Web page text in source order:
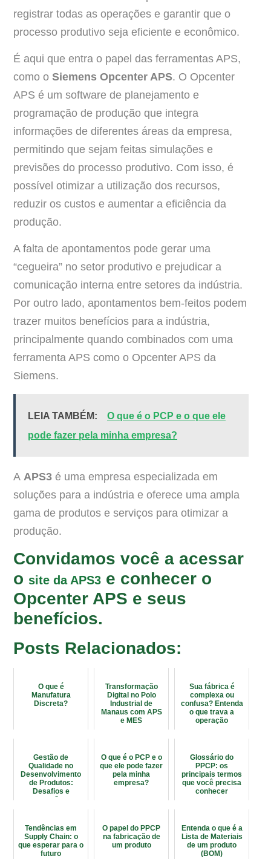
registrar todas as operações e garantir que o
processo produtivo seja eficiente e econômico.
É aqui que entra o papel das ferramentas APS,
como o Siemens Opcenter APS. O Opcenter
APS é um software de planejamento e
programação de produção que integra
informações de diferentes áreas da empresa,
permitindo que sejam feitas simulações e
previsões do processo produtivo. Com isso, é
possível otimizar a utilização dos recursos,
reduzir os custos e aumentar a eficiência da
produção.
A falta de apontamentos pode gerar uma
“cegueira” no setor produtivo e prejudicar a
comunicação interna entre setores da indústria.
Por outro lado, apontamentos bem-feitos podem
trazer muitos benefícios para a indústria,
principalmente quando combinados com uma
ferramenta APS como o Opcenter APS da
Siemens.
LEIA TAMBÉM:
O que é o PCP e o que ele
pode fazer pela minha empresa?
A APS3 é uma empresa especializada em
soluções para a indústria e oferece uma ampla
gama de produtos e serviços para otimizar a
produção.
Convidamos você a acessar
o site da APS3 e conhecer o
Opcenter APS e seus
benefícios.
Posts Relacionados:
O que é
Manufatura
Discreta?
Transformação
Digital no Polo
Industrial de
Manaus com APS
e MES
Sua fábrica é
complexa ou
confusa? Entenda
o que trava a
operação
Gestão de
Qualidade no
Desenvolvimento
de Produtos:
Desafios e
O que é o PCP e o
que ele pode fazer
pela minha
empresa?
Glossário do
PPCP: os
principais termos
que você precisa
conhecer
Tendências em
Supply Chain: o
que esperar para o
futuro
O papel do PPCP
na fabricação de
um produto
Entenda o que é a
Lista de Materiais
de um produto
(BOM)